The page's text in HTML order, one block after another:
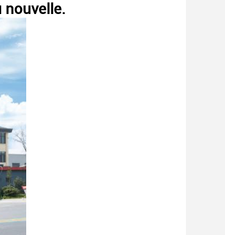
nouvelle.